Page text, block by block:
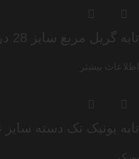
تابه گریل مربع سایز 28 درب دار با انبر UN-6031
اطلاعات بیشتر
تابه یونیک تک دسته سایز 24 کد UN-7813
یونیک